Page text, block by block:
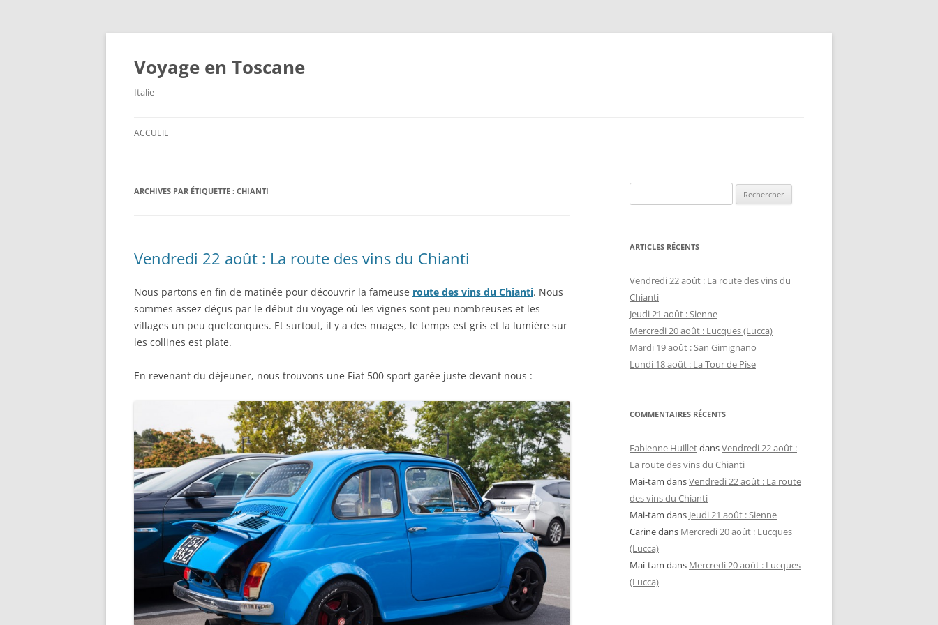
Aller
Voyage en Toscane
Italie
ACCUEIL
ARCHIVES PAR ÉTIQUETTE : CHIANTI
Vendredi 22 août : La route des vins du Chianti
Nous partons en fin de matinée pour découvrir la fameuse route des vins du Chianti. Nous
sommes assez déçus par le début du voyage où les vignes sont peu nombreuses et les
villages un peu quelconques. Et surtout, il y a des nuages, le temps est gris et la lumière sur
les collines est plate.
En revenant du déjeuner, nous trouvons une Fiat 500 sport garée juste devant nous :
ARTICLES RÉCENTS
Vendredi 22 août : La route des vins du
Chianti
Jeudi 21 août : Sienne
Mercredi 20 août : Lucques (Lucca)
Mardi 19 août : San Gimignano
Lundi 18 août : La Tour de Pise
COMMENTAIRES RÉCENTS
Fabienne HuilletdansVendredi 22 août :
La route des vins du Chianti
Mai-tam dansVendredi 22 août : La route
des vins du Chianti
Mai-tam dans Jeudi 21 août : Sienne
Carinedans Mercredi 20 août : Lucques
(Lucca)
Mai-tam dans Mercredi 20 août : Lucques
(Lucca)